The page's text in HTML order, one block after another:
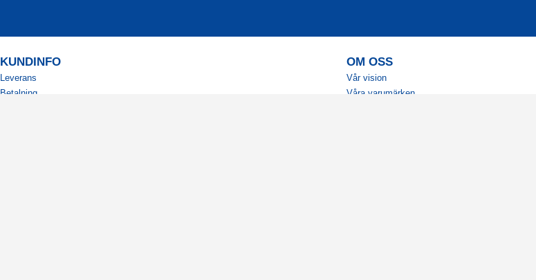
KUNDINFO
Leverans
Betalning
OM OSS
Vår vision
Våra varumärken